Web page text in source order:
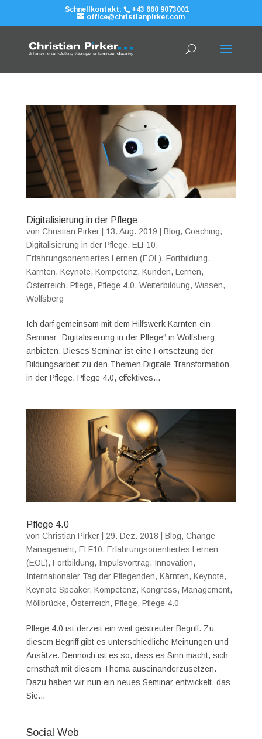
Schnellkontakt:
+43 660 9073001
office@christianpirker.com
Digitalisierung in der Pflege
von Christian Pirker| 13. Aug. 2019 Blog, Coaching,
Digitalisierung in der Pflege, ELF10,
Erfahrungsorientiertes Lernen (EOL), Fortbildung,
Kärnten, Keynote, Kompetenz, Kunden, Lernen,
Österreich, Pflege, Pflege 4.0, Weiterbildung, Wissen,
Wolfsberg
Ich darf gemeinsam mit dem Hilfswerk Kärnten ein
Seminar „Digitalisierung in der Pflege“ in Wolfsberg
anbieten. Dieses Seminar ist eine Fortsetzung der
Bildungsarbeit zu den Themen Digitale Transformation
in der Pflege, Pflege 4.0, effektives...
Pflege 4.0
von Christian Pirker| 29. Dez. 2018 | Blog, Change
Management, ELF10, Erfahrungsorientiertes Lernen
(EOL), Fortbildung, Impulsvortrag, Innovation,
Internationaler Tag der Pflegenden, Kärnten, Keynote,
Keynote Speaker, Kompetenz, Kongress, Management,
Möllbrücke, Österreich, Pflege, Pflege 4.0
Pflege 4.0 ist derzeit ein weit gestreuter Begriff. Zu
diesem Begriff gibt es unterschiedliche Meinungen und
Ansätze. Dennoch ist es so, dass es Sinn macht, sich
ernsthaft mit diesem Thema auseinanderzusetzen.
Dazu haben wir nun ein neues Seminar entwickelt, das
Sie...
Social Web